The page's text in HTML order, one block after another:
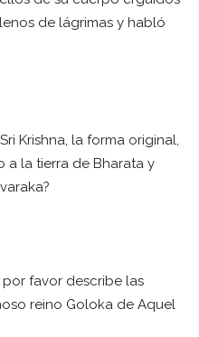
de lágrimas y habló
Krishna, la forma original,
a la tierra de Bharata y
favor describe las
reino Goloka de Aquel